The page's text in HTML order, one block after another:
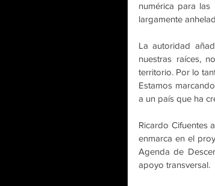
numérica para
largamente
La autoridad
nuestras raíces,
territorio. Por lo
Estamos
a un país que ha
Ricardo Cifuentes
enmarca en el
Agenda de
apoyo transversal.